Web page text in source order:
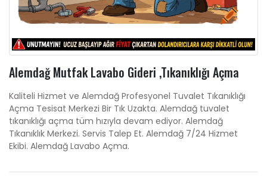
Alemdağ Mutfak Lavabo Gideri ,Tıkanıklığı Açma
Kaliteli Hizmet ve Alemdağ Profesyonel Tuvalet Tıkanıklığı
Açma Tesisat Merkezi Bir Tık Uzakta. Alemdağ tuvalet
tıkanıklığı açma tüm hızıyla devam ediyor. Alemdağ
Tıkanıklık Merkezi. Servis Talep Et. Alemdağ 7/24 Hizmet
Ekibi. Alemdağ Lavabo Açma.